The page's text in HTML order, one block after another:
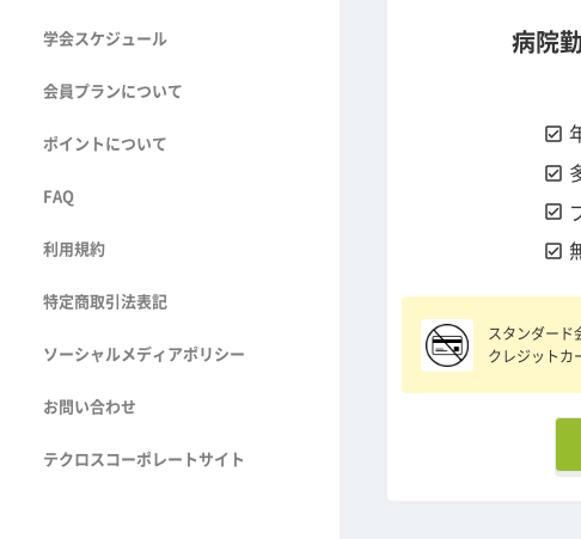
学会スケジュール
会員プランについて
ポイントについて
FAQ
利用規約
特定商取引法表記
ソーシャルメディアポリシー
お問い合わせ
テクロスコーポレートサイト
病院
check_box
check_box
check_box
check_box
スタンダード
クレジットカ